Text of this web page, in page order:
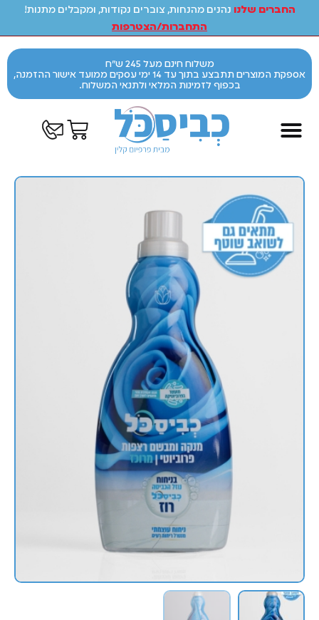
החברים שלנו נהנים מהנחות, צוברים נקודות, ומקבלים מתנות!
התחברות/הצטרפות
משלוח חינם מעל 245 ש"ח
אספקת המוצרים תתבצע בתוך עד 14 ימי עסקים ממועד אישור ההזמנה,
בכפוף לזמינות המלאי ולתנאי המשלוח.